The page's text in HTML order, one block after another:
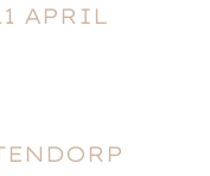
APRIL